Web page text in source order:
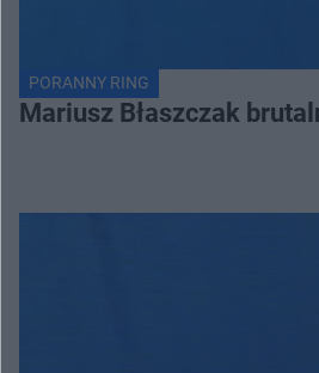
PORANNY RING
Mariusz Błaszczak